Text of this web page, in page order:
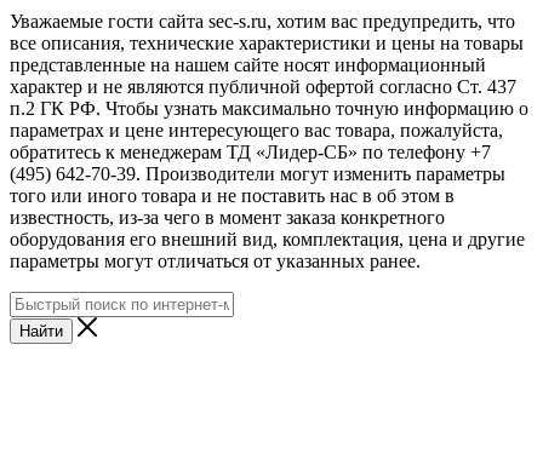
Уважаемые гости сайта sec-s.ru, хотим вас предупредить, что
все описания, технические характеристики и цены на товары
представленные на нашем сайте носят информационный
характер и не являются публичной офертой согласно Ст. 437
п.2 ГК РФ. Чтобы узнать максимально точную информацию о
параметрах и цене интересующего вас товара, пожалуйста,
обратитесь к менеджерам ТД «Лидер-СБ» по телефону +7
(495) 642-70-39. Производители могут изменить параметры
того или иного товара и не поставить нас в об этом в
известность, из-за чего в момент заказа конкретного
оборудования его внешний вид, комплектация, цена и другие
параметры могут отличаться от указанных ранее.
Найти